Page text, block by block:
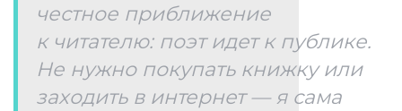
честное приближение
к читателю: поэт идет к публике.
Не нужно покупать книжку или
заходить в интернет — я сама